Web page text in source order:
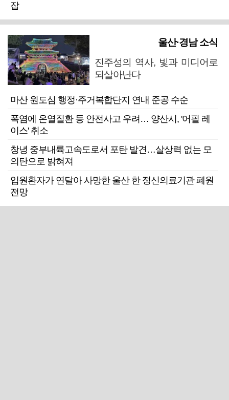
잡
울산·경남 소식
진주성의 역사, 빛과 미디어로
되살아난다
마산 원도심 행정·주거복합단지 연내 준공 수순
폭염에 온열질환 등 안전사고 우려… 양산시, '어필 레
이스' 취소
창녕 중부내륙고속도로서 포탄 발견…살상력 없는 모
의탄으로 밝혀져
입원환자가 연달아 사망한 울산 한 정신의료기관 폐원
전망